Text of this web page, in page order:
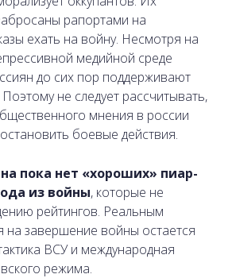
рапортами на
ехать на войну. Несмотря на
медийной среде
до сих пор поддерживают
не следует рассчитывать,
мнения в россии
боевые действия.
пока нет «хороших» пиар-
из войны, которые не
рейтингов. Реальным
на завершение войны остается
ВСУ и международная
режима.